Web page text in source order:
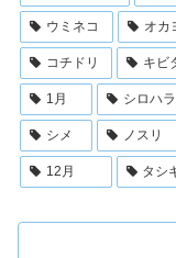
ウミネコ オカ
コチドリ キビ
1月 シロハラ
シメ ノスリ
12月 タシ